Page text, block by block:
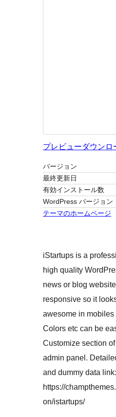
プレビューダウンロ
バージョン
最終更新日
有効インストール数
WordPress バージョン
テーマのホームページ
iStartups is a
high quality
news or blog
responsive so it
awesome in mobiles
Colors etc can be
Customize section
admin panel.
and dummy data link:
https://
on/istartups/